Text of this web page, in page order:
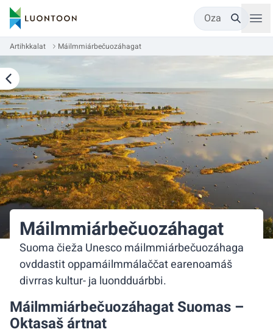
Oza
Artihkkalat Máilmmiárbečuozáhagat
Máilmmiárbečuozáhagat
Suoma čieža Unesco máilmmiárbečuozáhaga
ovddastit oppamáilmmálaččat earenoamáš
divrras kultur- ja luondduárbbi.
Máilmmiárbečuozáhagat Suomas –
Oktasaš ártnat